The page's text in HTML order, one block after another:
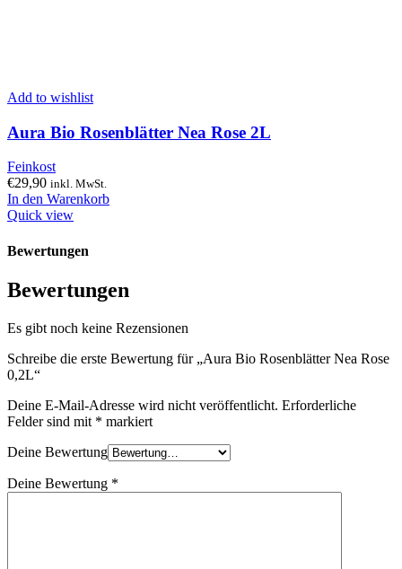
Add to wishlist
Aura Bio Rosenblätter Nea Rose 2L
Feinkost
€29,90 inkl. MwSt.
In den Warenkorb
Quick view
Bewertungen
Bewertungen
Es gibt noch keine Rezensionen
Schreibe die erste Bewertung für „Aura Bio Rosenblätter Nea Rose
0,2L“
Deine E-Mail-Adresse wird nicht veröffentlicht. Erforderliche
Felder sind mit * markiert
Deine Bewertung
Deine Bewertung *